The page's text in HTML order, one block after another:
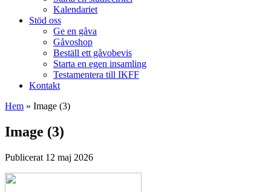
Kalendariet
Stöd oss
Ge en gåva
Gåvoshop
Beställ ett gåvobevis
Starta en egen insamling
Testamentera till IKFF
Kontakt
Hem » Image (3)
Image (3)
Publicerat 12 maj 2026